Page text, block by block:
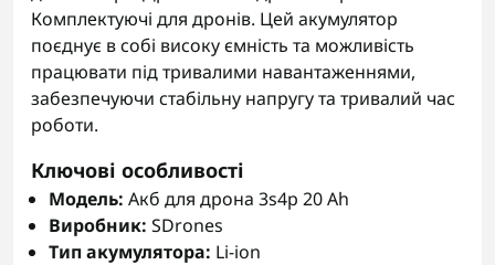
Комплектуючі для дронів. Цей акумулятор
поєднує в собі високу ємність та можливість
працювати під тривалими навантаженнями,
забезпечуючи стабільну напругу та тривалий час
роботи.
Ключові особливості
Модель: Акб для дрона 3s4p 20 Аh
Виробник: SDrones
Тип акумулятора: Li-ion